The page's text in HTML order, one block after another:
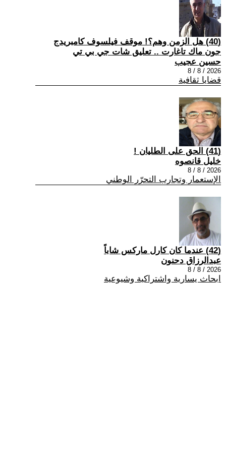
(40) هل الزمن وهم؟! موقف فيلسوف كامبريدج
جون ماك تاغارت .. تعليق شات جي بي تي
حسين عجيب
2026 / 8 / 8
قضايا ثقافية
(41) الحق على الطليان !
خليل قانصوه
2026 / 8 / 8
الإستعمار وتجارب التحرّر الوطني
(42) عندما كان كارل ماركس شاباً
عبدالرزاق دحنون
2026 / 8 / 8
ابحاث يسارية واشتراكية وشيوعية